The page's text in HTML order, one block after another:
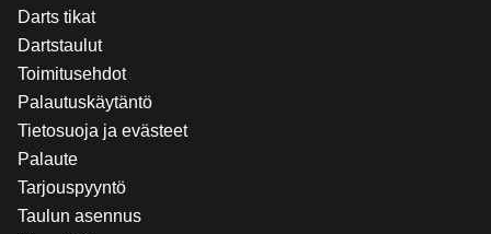
Darts tikat
Dartstaulut
Toimitusehdot
Palautuskäytäntö
Tietosuoja ja evästeet
Palaute
Tarjouspyyntö
Taulun asennus